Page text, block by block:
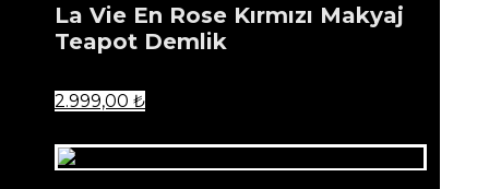
La Vie En Rose Kırmızı Makyaj
Teapot Demlik
2.999,00 ₺